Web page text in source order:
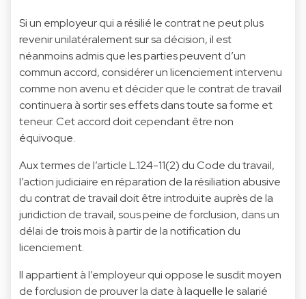
Si un employeur qui a résilié le contrat ne peut plus
revenir unilatéralement sur sa décision, il est
néanmoins admis que les parties peuvent d’un
commun accord, considérer un licenciement intervenu
comme non avenu et décider que le contrat de travail
continuera à sortir ses effets dans toute sa forme et
teneur. Cet accord doit cependant être non
équivoque.
Aux termes de l’article L.124-11(2) du Code du travail,
l’action judiciaire en réparation de la résiliation abusive
du contrat de travail doit être introduite auprès de la
juridiction de travail, sous peine de forclusion, dans un
délai de trois mois à partir de la notification du
licenciement.
Il appartient à l’employeur qui oppose le susdit moyen
de forclusion de prouver la date à laquelle le salarié